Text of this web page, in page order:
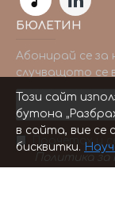
БЮЛЕТИН
Абонирай се за
случващото се
Прочетох и
Политика
Този сайт
бутона
в сайта, вие се
бисквитки.